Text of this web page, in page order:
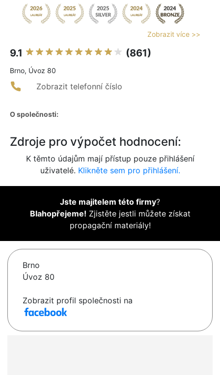
Zobrazit více >>
9.1 (861)
Brno, Úvoz 80
Zobrazit telefonní číslo
O společnosti:
Zdroje pro výpočet hodnocení:
K těmto údajům mají přístup pouze přihlášení
uživatelé. Klikněte sem pro přihlášení.
Jste majitelem této firmy?
Blahopřejeme! Zjistěte jestli můžete získat
propagační materiály!
Brno
Úvoz 80
Zobrazit profil společnosti na